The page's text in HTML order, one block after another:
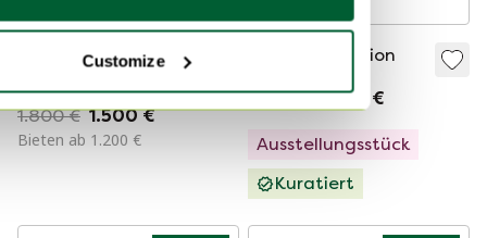
Customize
Hülstra Fena
1.800 € 1.500 €
Bieten ab 1.200 €
JETZT!Von Vision
3.745 € 1.799 €
Ausstellungsstück
Kuratiert